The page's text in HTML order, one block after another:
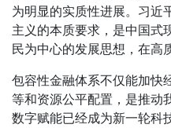
为明显的实质性进展。习近
主义的本质要求，是中国式
民为中心的发展思想，在高
包容性金融体系不仅能加快
等和资源公平配置，是推动
数字赋能已经成为新一轮科